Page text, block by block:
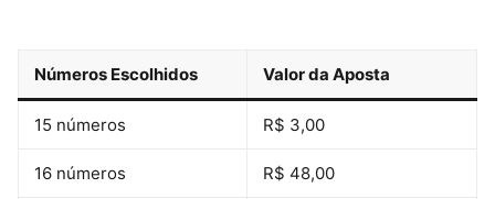
Números Escolhidos Valor da Aposta
15 números R$ 3,00
16 números R$ 48,00